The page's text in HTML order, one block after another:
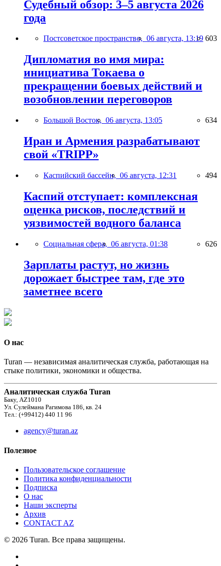
Судебный обзор: 3–5 августа 2026
года
Постсоветское пространство, 06 августа, 13:19 603
Дипломатия во имя мира:
инициатива Токаева о
прекращении боевых действий и
возобновлении переговоров
Большой Восток, 06 августа, 13:05 634
Иран и Армения разрабатывают
свой «TRIPP»
Каспийский бассейн, 06 августа, 12:31 494
Каспий отступает: комплексная
оценка рисков, последствий и
уязвимостей водного баланса
Социальная сфера, 06 августа, 01:38 626
Зарплаты растут, но жизнь
дорожает быстрее там, где это
заметнее всего
О нас
Turan — независимая аналитическая служба, работающая на
стыке политики, экономики и общества.
Аналитическая служба Turan
Баку, AZ1010
Ул. Сулеймана Рагимова 186, кв. 24
Тел.: (+99412) 440 11 96
agency@turan.az
Полезное
Пользовательское соглашение
Политика конфиденциальности
Подписка
О нас
Наши эксперты
Архив
CONTACT AZ
© 2026 Turan. Все права защищены.